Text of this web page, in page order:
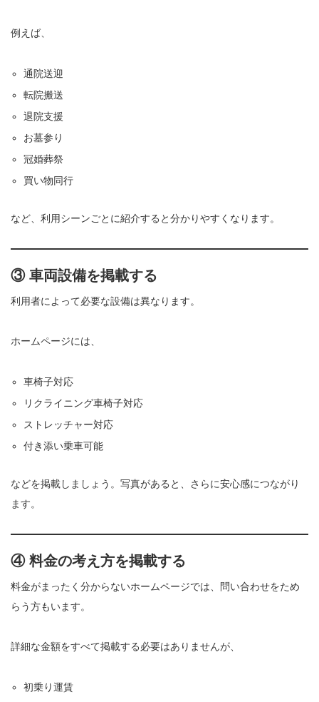
例えば、
通院送迎
転院搬送
退院支援
お墓参り
冠婚葬祭
買い物同行
など、利用シーンごとに紹介すると分かりやすくなります。
③ 車両設備を掲載する
利用者によって必要な設備は異なります。
ホームページには、
車椅子対応
リクライニング車椅子対応
ストレッチャー対応
付き添い乗車可能
などを掲載しましょう。写真があると、さらに安心感につながり
ます。
④ 料金の考え方を掲載する
料金がまったく分からないホームページでは、問い合わせをため
らう方もいます。
詳細な金額をすべて掲載する必要はありませんが、
初乗り運賃